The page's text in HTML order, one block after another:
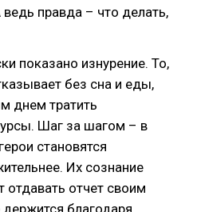
правда – что делать,
показано изнурение. То,
без сна и еды,
днем тратить
Шаг за шагом – в
становятся
Их сознание
отдавать отчет своим
благодаря